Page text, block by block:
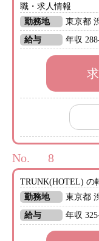
職・求人情報
勤務地
東京都
給与
年収
No.
TRUNK(HOTEL) の
勤務地
東京都
給与
年収